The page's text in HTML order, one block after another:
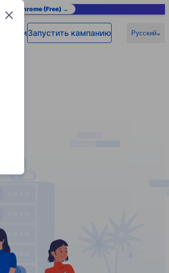
Add to Chrome (Free) →
ВойтиЗапустить кампанию Русский
Close